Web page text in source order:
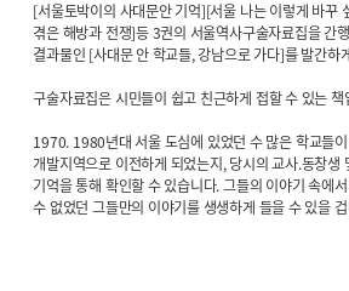
[서울토박이의 사대문안 기억][서울 나는 이렇게 바꾸
겪은 해방과 전쟁]등 3권의 서울역사구술자료집을 간
결과물인 [사대문 안 학교들, 강남으로 가다]를 발간하
구술자료집은 시민들이 쉽고 친근하게 접할 수 있는 책
1970. 1980년대 서울 도심에 있었던 수 많은 학교들
개발지역으로 이전하게 되었는지, 당시의 교사.동창생
기억을 통해 확인할 수 있습니다. 그들의 이야기 속에
수 없었던 그들만의 이야기를 생생하게 들을 수 있을